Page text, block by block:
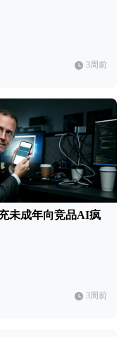
3周前
未成年向竞品AI疯
3周前